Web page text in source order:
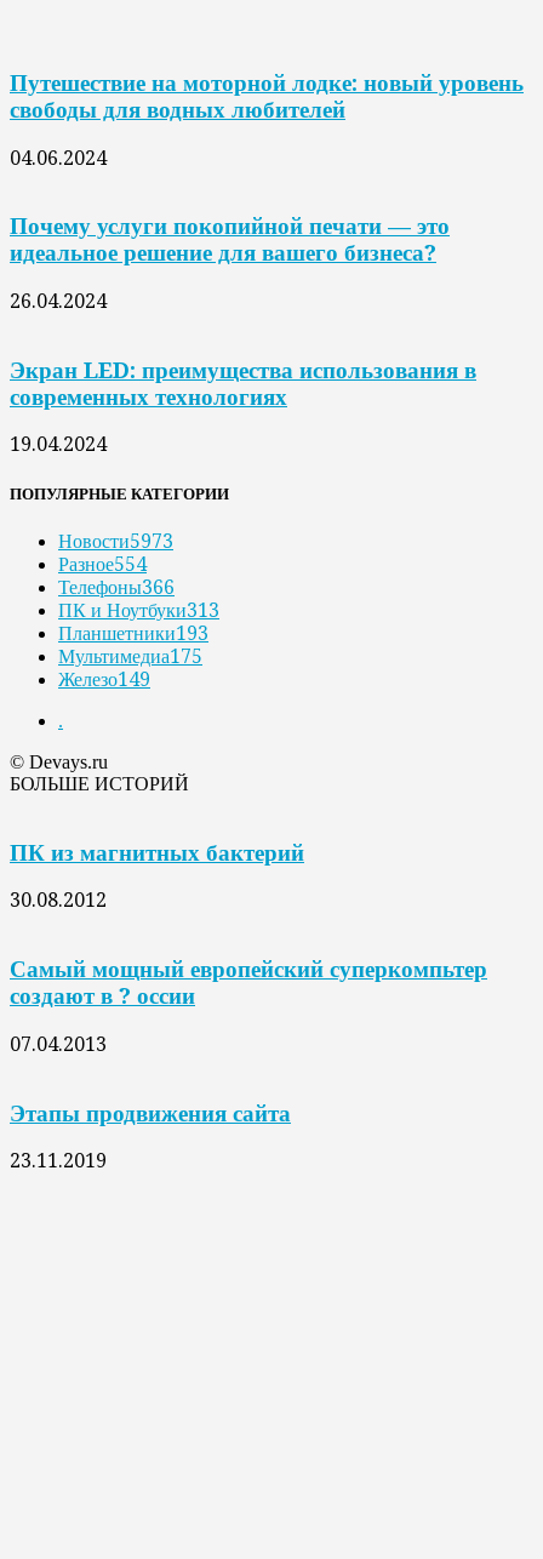
Путешествие на моторной лодке: новый уровень
свободы для водных любителей
04.06.2024
Почему услуги покопийной печати — это
идеальное решение для вашего бизнеса?
26.04.2024
Экран LED: преимущества использования в
современных технологиях
19.04.2024
ПОПУЛЯРНЫЕ КАТЕГОРИИ
Новости5973
Разное554
Телефоны366
ПК и Ноутбуки313
Планшетники193
Мультимедиа175
Железо149
.
© Devays.ru
БОЛЬШЕ ИСТОРИЙ
ПК из магнитных бактерий
30.08.2012
Самый мощный европейский суперкомпьтер
создают в ? оссии
07.04.2013
Этапы продвижения сайта
23.11.2019